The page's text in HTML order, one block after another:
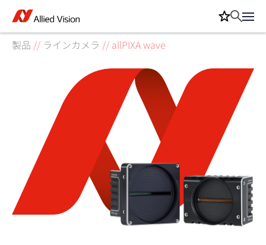
製品 // ラインカメラ // allPIXA wave